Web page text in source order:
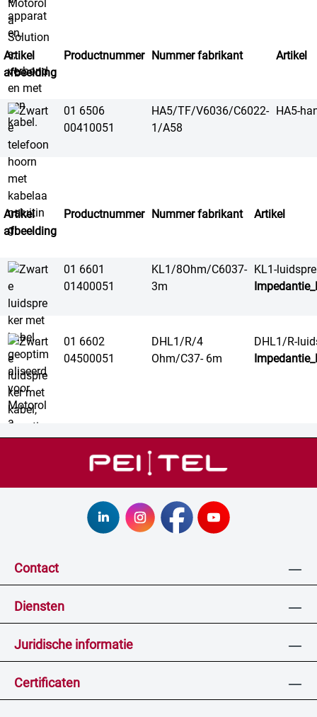
Artikel
afbeelding
Productnummer Nummer fabrikant Artikel
01 6506
00410051
HA5/TF/V6036/C6022-
1/A58
HA5-
Artikel
afbeelding
Productnummer Nummer fabrikant Artikel
01 6601
01400051
KL1/8Ohm/C6037-
3m
KL1-
01 6602
04500051
DHL1/R/4
Ohm/C37- 6m
DHL1/R-
Contact
Diensten
Juridische informatie
Certificaten